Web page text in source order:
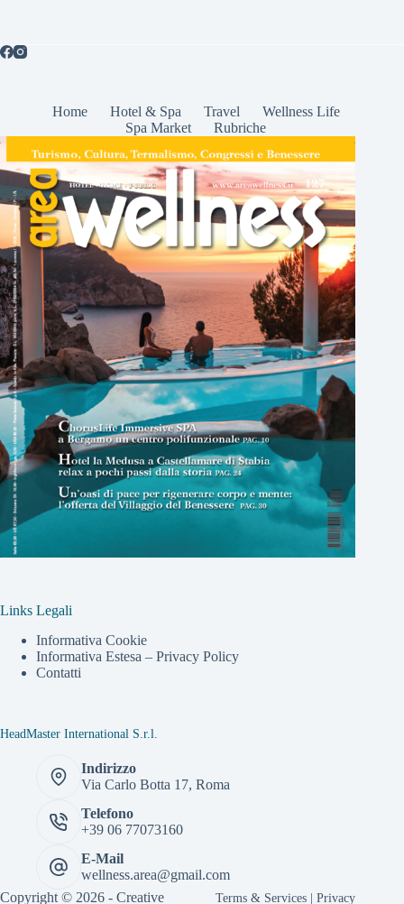
Home Hotel & Spa Travel
Wellness Life
Spa Market
Rubriche
Links Legali
Informativa Cookie
Informativa Estesa – Privacy Policy
Contatti
HeadMaster International S.r.l.
Indirizzo
Via Carlo Botta 17, Roma
Telefono
+39 06 77073160
E-Mail
wellness.area@gmail.com
Copyright © 2026 - Creative Terms & Services |Privacy